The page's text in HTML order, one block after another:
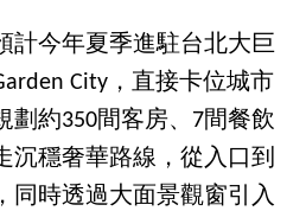
計今年夏季進駐台北大巨
City，直接卡位城市
劃約350間客房、7間餐飲
沉穩奢華路線，從入口到
同時透過大面景觀窗引入